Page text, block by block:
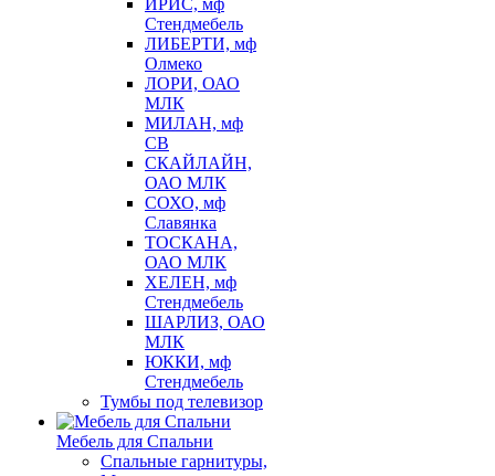
ИРИС, мф
Стендмебель
ЛИБЕРТИ, мф
Олмеко
ЛОРИ, ОАО
МЛК
МИЛАН, мф
СВ
СКАЙЛАЙН,
ОАО МЛК
СОХО, мф
Славянка
ТОСКАНА,
ОАО МЛК
ХЕЛЕН, мф
Стендмебель
ШАРЛИЗ, ОАО
МЛК
ЮККИ, мф
Стендмебель
Тумбы под телевизор
Мебель для Спальни
Спальные гарнитуры,